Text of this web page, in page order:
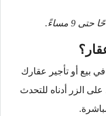
بيع أو تأجير عقارك
الزر أدناه للتحدث